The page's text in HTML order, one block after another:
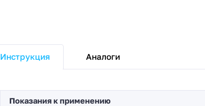
Инструкция Аналоги
Показания к применению